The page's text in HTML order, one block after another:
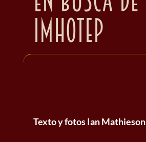
Imhotep
Texto y fotos Ian Mathieson